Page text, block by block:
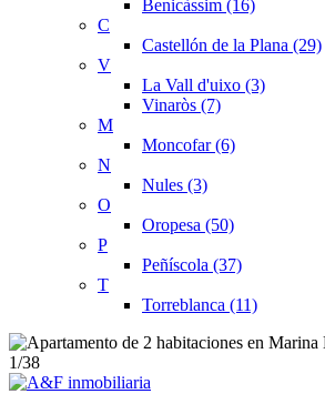
Benicàssim (16)
C
Castellón de la Plana (29)
V
La Vall d'uixo (3)
Vinaròs (7)
M
Moncofar (6)
N
Nules (3)
O
Oropesa (50)
P
Peñíscola (37)
T
Torreblanca (11)
1/38